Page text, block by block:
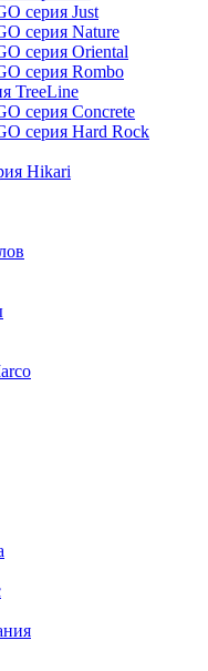
серия Just
серия Nature
серия Oriental
серия Rombo
TreeLine
серия Concrete
серия Hard Rock
Hikari